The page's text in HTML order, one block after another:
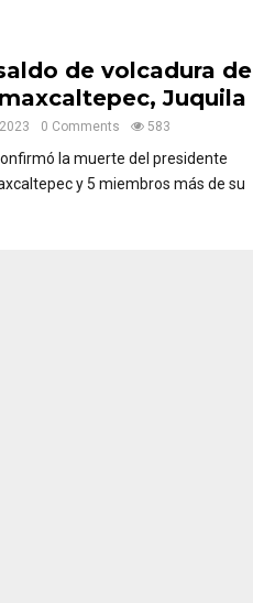
de volcadura de
Juquila
0 Comments 583
la muerte del presidente
y 5 miembros más de su